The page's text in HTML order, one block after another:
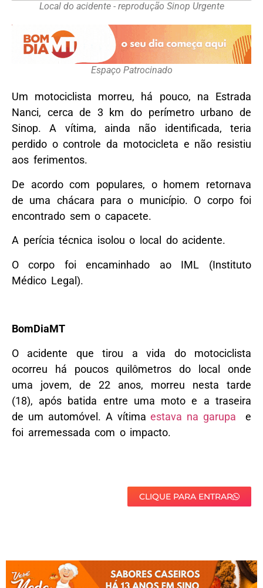
Local do acidente - reprodução Sinop Urgente
Espaço Patrocinado
Um motociclista morreu, há pouco, na Estrada
Nanci, cerca de 3 km do perímetro urbano de
Sinop. A vítima, ainda não identificada, teria
perdido o controle da motocicleta e não resistiu
aos ferimentos.
De acordo com populares, o homem retornava
de uma chácara para o município. O corpo foi
encontrado sem o capacete.
A perícia técnica isolou o local do acidente.
O corpo foi encaminhado ao IML (Instituto
Médico Legal).
BomDiaMT
O acidente que tirou a vida do motociclista
ocorreu há poucos quilômetros do local onde
uma jovem, de 22 anos, morreu nesta tarde
(18), após batida entre uma moto e a traseira
de um automóvel. A vítimaestava na garupa
e
foi arremessada com o impacto.
CLIQUE PARA ENTRAR